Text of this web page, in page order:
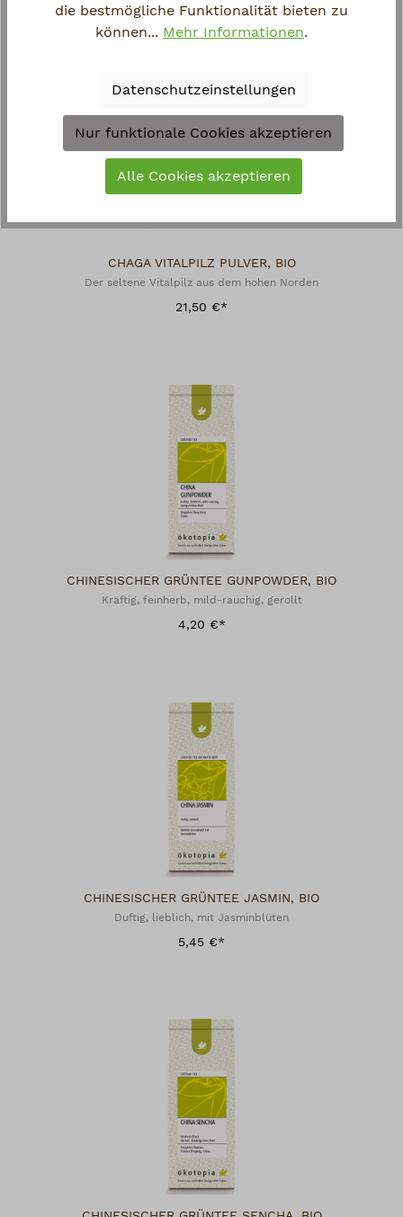
CHAGA VITALPILZ PULVER, BIO
Der seltene Vitalpilz aus dem hohen Norden
21,50 €*
CHINESISCHER GRÜNTEE GUNPOWDER, BIO
Kräftig, feinherb, mild-rauchig, gerollt
4,20 €*
CHINESISCHER GRÜNTEE JASMIN, BIO
Duftig, lieblich, mit Jasminblüten
5,45 €*
die bestmögliche Funktionalität bieten zu
können... Mehr Informationen.
Datenschutzeinstellungen
Nur funktionale Cookies akzeptieren
Alle Cookies akzeptieren